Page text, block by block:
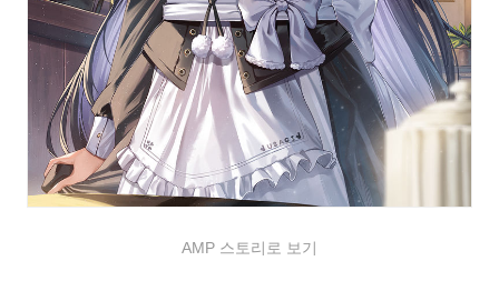
AMP 스토리로 보기